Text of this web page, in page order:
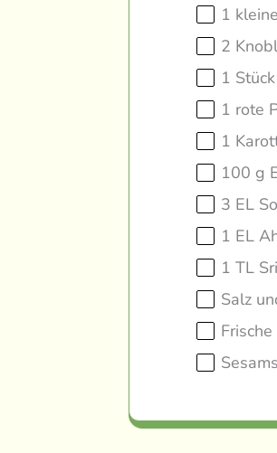
1
2
1
1 rote
1
100 g
3 EL
1 EL
1 TL
Salz